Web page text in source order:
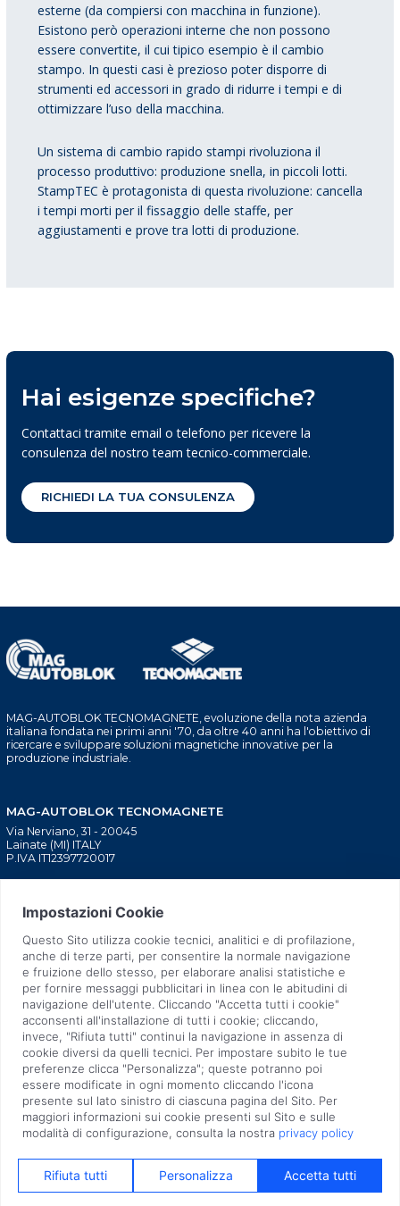
esterne (da compiersi con macchina in funzione).
Esistono però operazioni interne che non possono
essere convertite, il cui tipico esempio è il cambio
stampo. In questi casi è prezioso poter disporre di
strumenti ed accessori in grado di ridurre i tempi e di
ottimizzare l’uso della macchina.
Un sistema di cambio rapido stampi rivoluziona il
processo produttivo: produzione snella, in piccoli lotti.
StampTEC è protagonista di questa rivoluzione: cancella
i tempi morti per il fissaggio delle staffe, per
aggiustamenti e prove tra lotti di produzione.
Hai esigenze specifiche?
Contattaci tramite email o telefono per ricevere la
consulenza del nostro team tecnico-commerciale.
RICHIEDI LA TUA CONSULENZA
MAG-AUTOBLOK TECNOMAGNETE, evoluzione della nota azienda
italiana fondata nei primi anni '70, da oltre 40 anni ha l'obiettivo di
ricercare e sviluppare soluzioni magnetiche innovative per la
produzione industriale.
MAG-AUTOBLOK TECNOMAGNETE
Via Nerviano, 31 - 20045
Lainate (MI) ITALY
P.IVA IT12397720017
CHI SIAMO
TECNOLOGIA BREVETTATA
TECNOLOGIA SOSTENIBILE
RETE COMMERCIALE
NEWS
FIERE
QUALITÀ
LAVORA CON NOI
BLOCAGGIO MACCHINE
UTENSILI
INIEZIONE PLASTICA
SOLLEVATORI MANUALI
SOLLEVATORI ELETTRONICI
STAMPAGGIO LAMIERA
SUPPORTO PRE E POST
VENDITA
ASSISTENZA TECNICA
CONTATTI
2026 MAG-AUTOBLOK TECNOMAGNETE S.p.a.